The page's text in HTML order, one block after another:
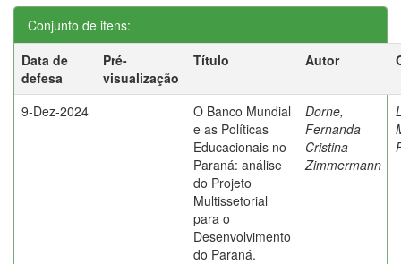
Conjunto de itens:
Data de
defesa
Pré-
visualização
Título Autor
9-Dez-2024
O Banco Mundial
e as Políticas
Educacionais no
Paraná: análise
do Projeto
Multissetorial
para o
Desenvolvimento
do Paraná.
Dorne,
Fernanda
Cristina
Zimmermann